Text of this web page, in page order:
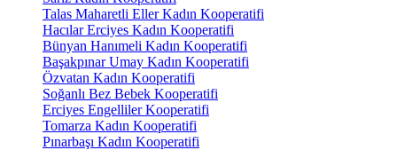
Talas Maharetli Eller Kadın Kooperatifi
Hacılar Erciyes Kadın Kooperatifi
Bünyan Hanımeli Kadın Kooperatifi
Başakpınar Umay Kadın Kooperatifi
Özvatan Kadın Kooperatifi
Soğanlı Bez Bebek Kooperatifi
Erciyes Engelliler Kooperatifi
Tomarza Kadın Kooperatifi
Pınarbaşı Kadın Kooperatifi